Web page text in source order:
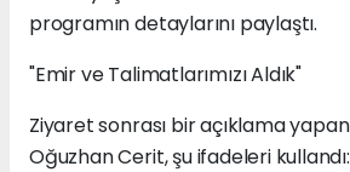
programın detaylarını paylaştı.
"Emir ve Talimatlarımızı Aldık"
Ziyaret sonrası bir açıklama
Oğuzhan Cerit, şu ifadeleri kullandı: